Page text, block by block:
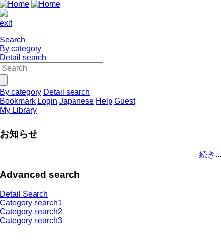
exit
Search
By category
Detail search
By category Detail search
Bookmark Login Japanese Help Guest
My Library
お知らせ
続き...
Advanced search
Detail Search
Category search1
Category search2
Category search3